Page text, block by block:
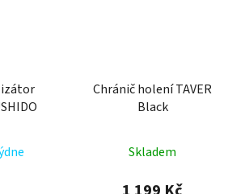
Chránič holení TAVER
Black
Skladem